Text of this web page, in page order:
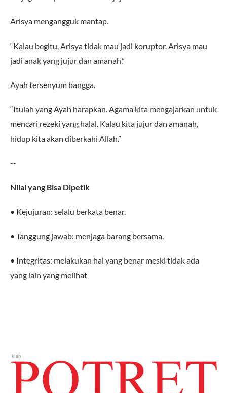
Arisya mengangguk mantap.
“Kalau begitu, Arisya tidak mau jadi koruptor. Arisya mau
jadi anak yang jujur dan amanah.”
Ayah tersenyum bangga.
“Itulah yang Ayah harapkan. Agama kita mengajarkan untuk
mencari rezeki yang halal. Kalau kita jujur dan amanah,
hidup kita akan diberkahi Allah.”
--
Nilai yang Bisa Dipetik
• Kejujuran: selalu berkata benar.
• Tanggung jawab: menjaga barang bersama.
• Integritas: melakukan hal yang benar meski tidak ada
yang lain yang melihat
Iklan